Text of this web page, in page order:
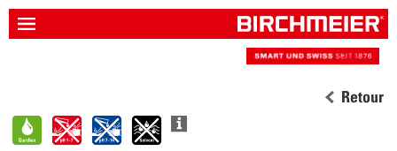
Retour